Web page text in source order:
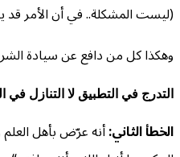
(ليست المشكلة.. في أن الأمر قد
وهكذا كل من دافع عن سيادة
التدرج في التطبيق لا التنازل في
الخطأ الثاني:أنه عرّض بأهل العلم